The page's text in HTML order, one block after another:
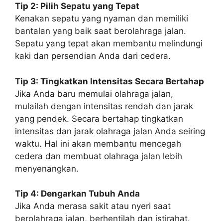
Tip 2: Pilih Sepatu yang Tepat
Kenakan sepatu yang nyaman dan memiliki
bantalan yang baik saat berolahraga jalan.
Sepatu yang tepat akan membantu melindungi
kaki dan persendian Anda dari cedera.
Tip 3: Tingkatkan Intensitas Secara Bertahap
Jika Anda baru memulai olahraga jalan,
mulailah dengan intensitas rendah dan jarak
yang pendek. Secara bertahap tingkatkan
intensitas dan jarak olahraga jalan Anda seiring
waktu. Hal ini akan membantu mencegah
cedera dan membuat olahraga jalan lebih
menyenangkan.
Tip 4: Dengarkan Tubuh Anda
Jika Anda merasa sakit atau nyeri saat
berolahraga jalan, berhentilah dan istirahat.